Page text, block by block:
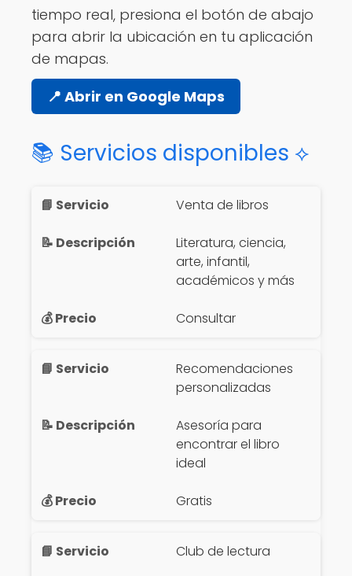
tiempo real, presiona el botón de abajo
para abrir la ubicación en tu aplicación
de mapas.
📍 Abrir en Google Maps
📚 Servicios disponibles ⟡
Venta de libros
Literatura, ciencia,
arte, infantil,
académicos y más
Consultar
Recomendaciones
personalizadas
Asesoría para
encontrar el libro
ideal
Gratis
Club de lectura